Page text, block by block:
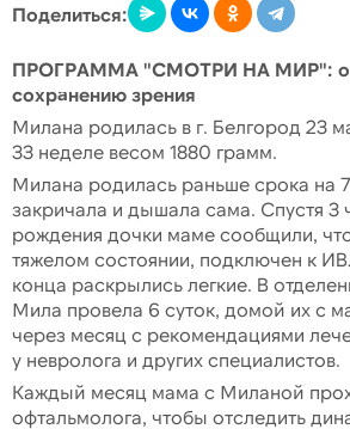
Поделиться:
ПРОГРАММА "СМОТРИ НА МИР":
сохранению зрения
Милана родилась в г. Белгород 23
33 неделе весом 1880 грамм.
Милана родилась раньше срока на
закричала и дышала сама. Спустя 3
рождения дочки маме сообщили,
тяжелом состоянии, подключен к
конца раскрылись легкие. В
Мила провела 6 суток, домой их с
через месяц с рекомендациями
у невролога и других специалистов.
Каждый месяц мама с Миланой
офтальмолога, чтобы отследить